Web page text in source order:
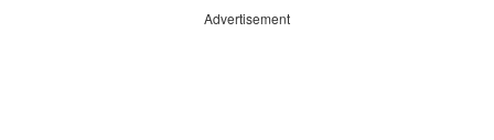
Advertisement